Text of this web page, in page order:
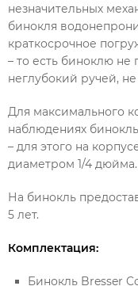
незначительных
бинокля
краткосрочное
– то есть биноклю
неглубокий ручей,
Для максимального
наблюдениях
– для этого на
диаметром 1/4 дюйма.
На бинокль
5 лет.
Комплектация:
Бинокль Bresser